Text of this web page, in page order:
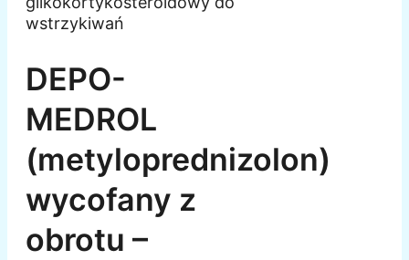
DEPO-
MEDROL
(metyloprednizolon)
wycofany z
obrotu –